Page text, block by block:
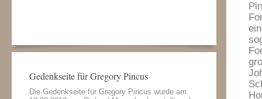
Gedenkseite für Gregory Pincus
Die Gedenkseite für Gregory Pincus wurde am